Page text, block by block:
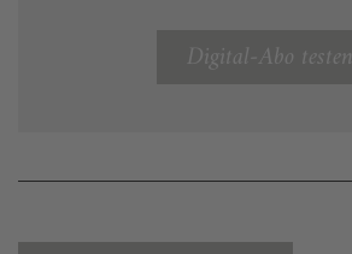
Digital-Abo testen